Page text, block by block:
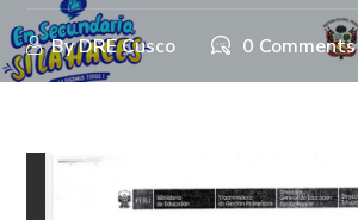
ByDRE Cusco 0 Comments